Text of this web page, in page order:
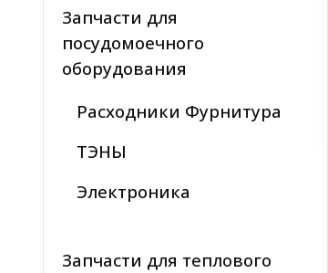
Запчасти для
посудомоечного
оборудования
Расходники Фурнитура
ТЭНЫ
Электроника
Запчасти для теплового